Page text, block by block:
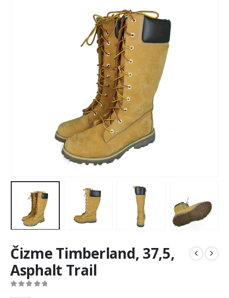
Čizme Timberland, 37,5,
Asphalt Trail